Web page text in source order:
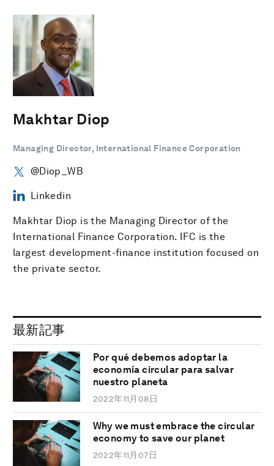
Makhtar Diop
Managing Director, International Finance Corporation
@Diop_WB
Linkedin
Makhtar Diop is the Managing Director of the
International Finance Corporation. IFC is the
largest development-finance institution focused on
the private sector.
最新記事
Por qué debemos adoptar la
economía circular para salvar
nuestro planeta
2022年11月08日
Why we must embrace the circular
economy to save our planet
2022年11月07日